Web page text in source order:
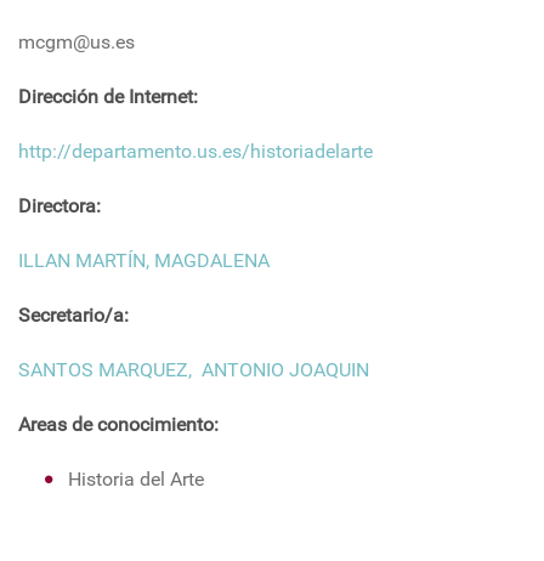
mcgm@us.es
Dirección de Internet:
http://departamento.us.es/historiadelarte
Directora:
ILLAN MARTÍN, MAGDALENA
Secretario/a:
SANTOS MARQUEZ, ANTONIO JOAQUIN
Areas de conocimiento:
Historia del Arte